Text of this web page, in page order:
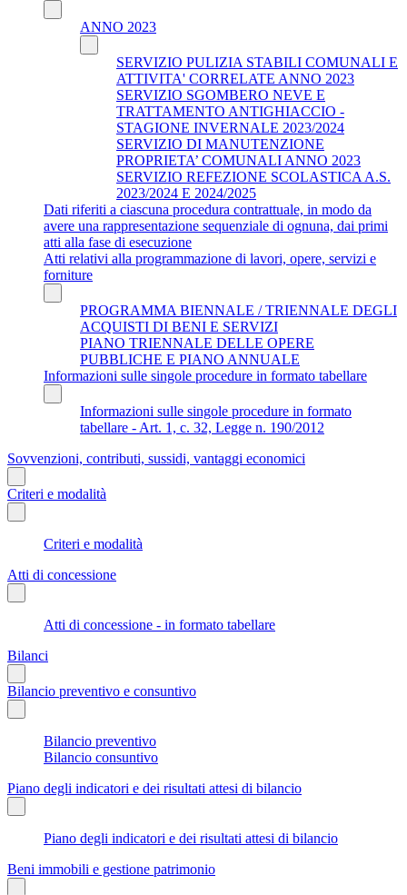
ANNO 2023
SERVIZIO PULIZIA STABILI COMUNALI E
ATTIVITA' CORRELATE ANNO 2023
SERVIZIO SGOMBERO NEVE E
TRATTAMENTO ANTIGHIACCIO -
STAGIONE INVERNALE 2023/2024
SERVIZIO DI MANUTENZIONE
PROPRIETA’ COMUNALI ANNO 2023
SERVIZIO REFEZIONE SCOLASTICA A.S.
2023/2024 E 2024/2025
Dati riferiti a ciascuna procedura contrattuale, in modo da
avere una rappresentazione sequenziale di ognuna, dai primi
atti alla fase di esecuzione
Atti relativi alla programmazione di lavori, opere, servizi e
forniture
PROGRAMMA BIENNALE / TRIENNALE DEGLI
ACQUISTI DI BENI E SERVIZI
PIANO TRIENNALE DELLE OPERE
PUBBLICHE E PIANO ANNUALE
Informazioni sulle singole procedure in formato tabellare
Informazioni sulle singole procedure in formato
tabellare - Art. 1, c. 32, Legge n. 190/2012
Sovvenzioni, contributi, sussidi, vantaggi economici
Criteri e modalità
Criteri e modalità
Atti di concessione
Atti di concessione - in formato tabellare
Bilanci
Bilancio preventivo e consuntivo
Bilancio preventivo
Bilancio consuntivo
Piano degli indicatori e dei risultati attesi di bilancio
Piano degli indicatori e dei risultati attesi di bilancio
Beni immobili e gestione patrimonio